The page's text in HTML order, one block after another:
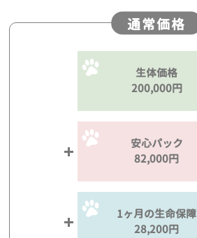
通常価格
生体価格
200,000円
安心パック
82,000円
1ヶ月の生命保障
28,200円